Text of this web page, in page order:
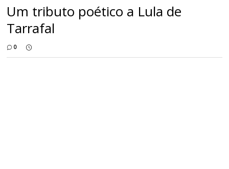
Um tributo poético a Lula de
Tarrafal
0